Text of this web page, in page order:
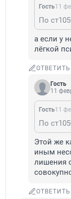
Гость11
а если у
лёгкой
ОТВЕТИТЬ
Гость
11
Гость11
Этой же
иным
лишения
ОТВЕТИТЬ